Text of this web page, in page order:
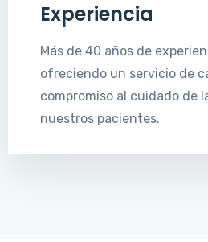
Experiencia
Más de 40 años de
ofreciendo un servicio de
compromiso al cuidado de
nuestros pacientes.